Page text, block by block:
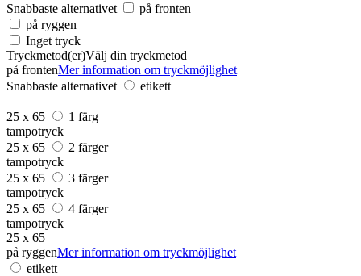
Snabbaste alternativet
på fronten
på ryggen
Inget tryck
Tryckmetod(er)Välj din tryckmetod
på frontenMer information om tryckmöjlighet
Snabbaste alternativet
etikett
25 x 65
1 färg
tampotryck
25 x 65
2 färger
tampotryck
25 x 65
3 färger
tampotryck
25 x 65
4 färger
tampotryck
25 x 65
på ryggenMer information om tryckmöjlighet
etikett